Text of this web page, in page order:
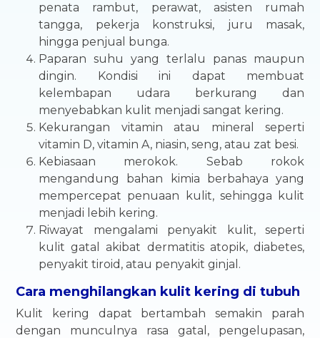
penata rambut, perawat, asisten rumah
tangga, pekerja konstruksi, juru masak,
hingga penjual bunga.
Paparan suhu yang terlalu panas maupun
dingin. Kondisi ini dapat membuat
kelembapan udara berkurang dan
menyebabkan kulit menjadi sangat kering.
Kekurangan vitamin atau mineral seperti
vitamin D, vitamin A, niasin, seng, atau zat besi.
Kebiasaan merokok. Sebab rokok
mengandung bahan kimia berbahaya yang
mempercepat penuaan kulit, sehingga kulit
menjadi lebih kering.
Riwayat mengalami penyakit kulit, seperti
kulit gatal akibat dermatitis atopik, diabetes,
penyakit tiroid, atau penyakit ginjal.
Cara menghilangkan kulit kering di tubuh
Kulit kering dapat bertambah semakin parah
dengan munculnya rasa gatal, pengelupasan,